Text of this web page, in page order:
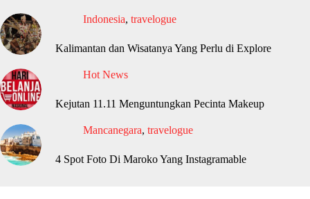
Indonesia, travelogue
Kalimantan dan Wisatanya Yang Perlu di Explore
Hot News
Kejutan 11.11 Menguntungkan Pecinta Makeup
Mancanegara, travelogue
4 Spot Foto Di Maroko Yang Instagramable